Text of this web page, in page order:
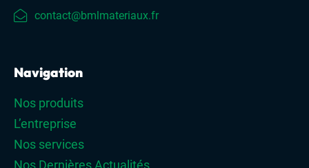
contact@bmlmateriaux.fr
Navigation
Nos produits
L’entreprise
Nos services
Nos Dernières Actualités